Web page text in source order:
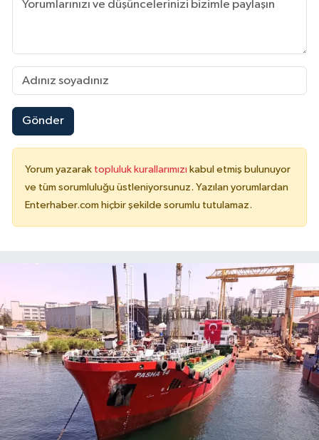
Gönder
Yorum yazarak topluluk kurallarımızı kabul etmiş bulunuyor
ve tüm sorumluluğu üstleniyorsunuz. Yazılan yorumlardan
Enterhaber.com hiçbir şekilde sorumlu tutulamaz.